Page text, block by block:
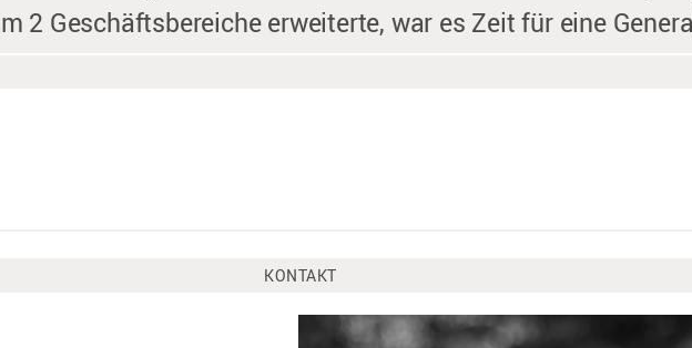
2 Geschäftsbereiche erweiterte, war es Zeit für eine
KONTAKT